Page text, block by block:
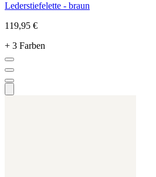
Lederstiefelette - braun
119,95 €
+ 3 Farben